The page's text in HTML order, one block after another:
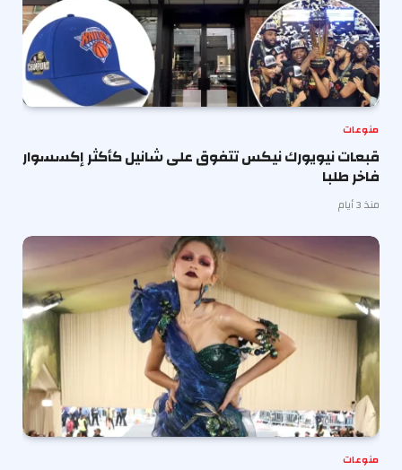
منوعات
قبعات نيويورك نيكس تتفوق على شانيل كأكثر إكسسوار
فاخر طلبا
منذ 3 أيام
منوعات